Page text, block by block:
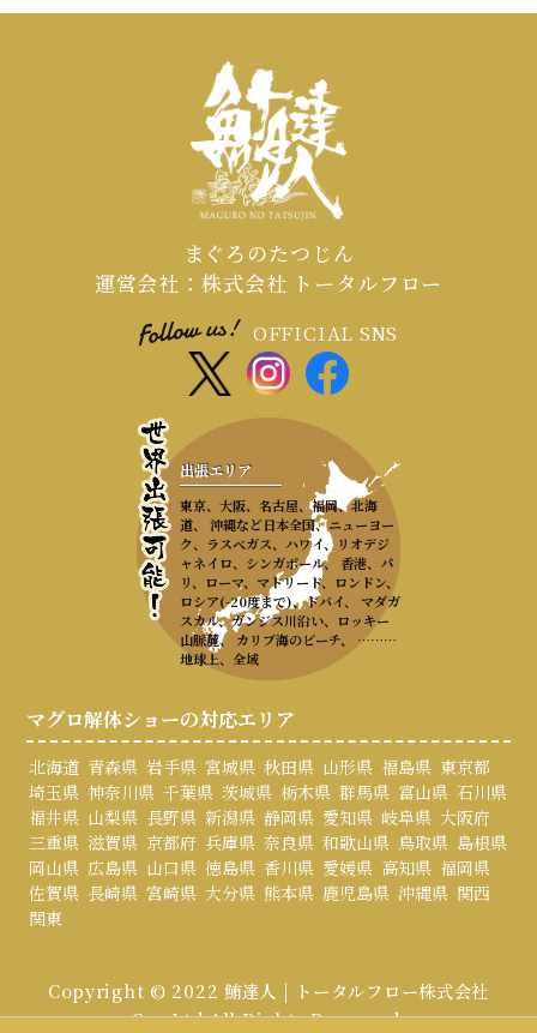
まぐろのたつじん
運営会社：株式会社 トータルフロー
OFFICIAL SNS
出張エリア
東京、大阪、名古屋、福岡、北海
道、 沖縄など日本全国、ニューヨー
ク、ラスベガス、ハワイ、リオデジ
ャネイロ、シンガポール、 香港、パ
リ、ローマ、マドリード、ロンドン、
ロシア(-20度まで)、ドバイ、 マダガ
スカル、ガンジス川沿い、ロッキー
山脈麓、 カリブ海のビーチ、 ………
地球上、全域
マグロ解体ショーの対応エリア
北海道 青森県 岩手県 宮城県 秋田県 山形県 福島県 東京都
埼玉県 神奈川県 千葉県 茨城県 栃木県 群馬県 富山県 石川県
福井県 山梨県 長野県 新潟県 静岡県 愛知県 岐阜県 大阪府
三重県 滋賀県 京都府 兵庫県 奈良県 和歌山県 鳥取県 島根県
岡山県 広島県 山口県 徳島県 香川県 愛媛県 高知県 福岡県
佐賀県 長崎県 宮崎県 大分県 熊本県 鹿児島県 沖縄県 関西
関東
Copyright © 2022 鮪達人 | トータルフロー株式会社
Co., Ltd All Rights Reserved.